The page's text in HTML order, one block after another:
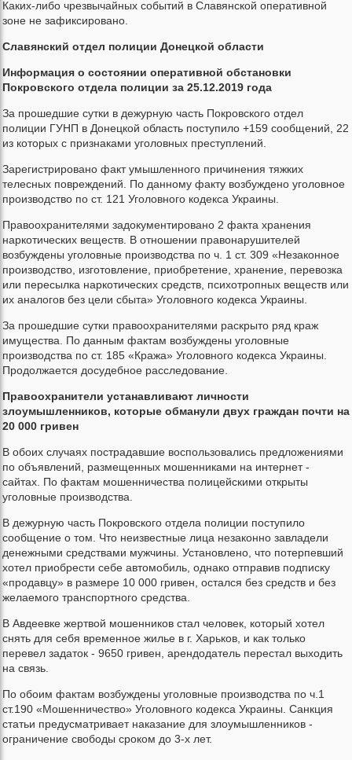
Каких-либо чрезвычайных событий в Славянской оперативной
зоне не зафиксировано.
Славянский отдел полиции Донецкой области
Информация о состоянии оперативной обстановки
Покровского отдела полиции за 25.12.2019 года
За прошедшие сутки в дежурную часть Покровского отдел
полиции ГУНП в Донецкой область поступило +159 сообщений, 22
из которых с признаками уголовных преступлений.
Зарегистрировано факт умышленного причинения тяжких
телесных повреждений. По данному факту возбуждено уголовное
производство по ст. 121 Уголовного кодекса Украины.
Правоохранителями задокументировано 2 факта хранения
наркотических веществ. В отношении правонарушителей
возбуждены уголовные производства по ч. 1 ст. 309 «Незаконное
производство, изготовление, приобретение, хранение, перевозка
или пересылка наркотических средств, психотропных веществ или
их аналогов без цели сбыта» Уголовного кодекса Украины.
За прошедшие сутки правоохранителями раскрыто ряд краж
имущества. По данным фактам возбуждены уголовные
производства по ст. 185 «Кража» Уголовного кодекса Украины.
Продолжается досудебное расследование.
Правоохранители устанавливают личности
злоумышленников, которые обманули двух граждан почти на
20 000 гривен
В обоих случаях пострадавшие воспользовались предложениями
по объявлений, размещенных мошенниками на интернет -
сайтах. По фактам мошенничества полицейскими открыты
уголовные производства.
В дежурную часть Покровского отдела полиции поступило
сообщение о том. Что неизвестные лица незаконно завладели
денежными средствами мужчины. Установлено, что потерпевший
хотел приобрести себе автомобиль, однако отправив подписку
«продавцу» в размере 10 000 гривен, остался без средств и без
желаемого транспортного средства.
В Авдеевке жертвой мошенников стал человек, который хотел
снять для себя временное жилье в г. Харьков, и как только
перевел задаток - 9650 гривен, арендодатель перестал выходить
на связь.
По обоим фактам возбуждены уголовные производства по ч.1
ст.190 «Мошенничество» Уголовного кодекса Украины. Санкция
статьи предусматривает наказание для злоумышленников -
ограничение свободы сроком до 3-х лет.